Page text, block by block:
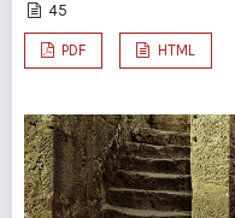
45
PDF HTML